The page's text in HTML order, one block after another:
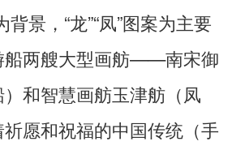
景，“龙”“凤”图案为主要
船两艘大型画舫——南宋御
和智慧画舫玉津舫（凤
愿和祝福的中国传统（手